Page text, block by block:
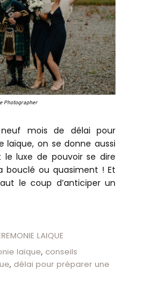
Photographer
mois de délai pour
laïque, on se donne aussi
luxe de pouvoir se dire
bouclé ou quasiment ! Et
le coup d’anticiper un
LAIQUE
laïque, conseils
, délai pour préparer une